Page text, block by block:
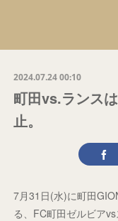
2024.07.24 00:10
町田vs.ランス
止。
7月31日(水)に町田
る、FC町田ゼルビア